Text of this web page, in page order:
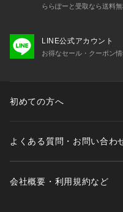
致します。プロパー店舗で
了承ください。
model: H165cm 着用サイズ
ららぽーと受取なら送料
LINE公式アカウント
お得なセール・クーポン
初めての方へ
よくある質問・お問い合わ
会社概要・利用規約など